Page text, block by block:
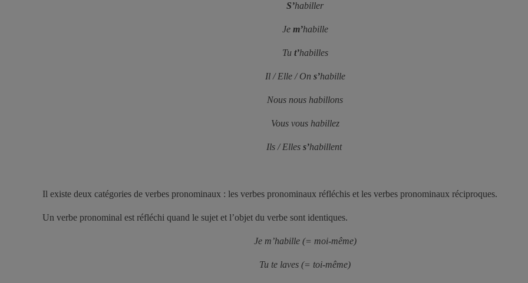
S’habiller
Je m’habille
Tu t’habilles
Il / Elle / On s’habille
Nous nous habillons
Vous vous habillez
Ils / Elles s’habillent
Il existe deux catégories de verbes pronominaux : les verbes pronominaux réfléchis et les verbes pronominaux réciproques.
Un verbe pronominal est réfléchi quand le sujet et l’objet du verbe sont identiques.
Je m’habille (= moi-même)
Tu te laves (= toi-même)